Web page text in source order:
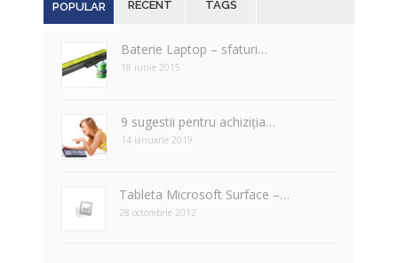
POPULAR RECENT TAGS
Baterie Laptop – sfaturi…
18 iunie 2015
9 sugestii pentru achiziția…
14 ianuarie 2019
Tableta Microsoft Surface –…
28 octombrie 2012